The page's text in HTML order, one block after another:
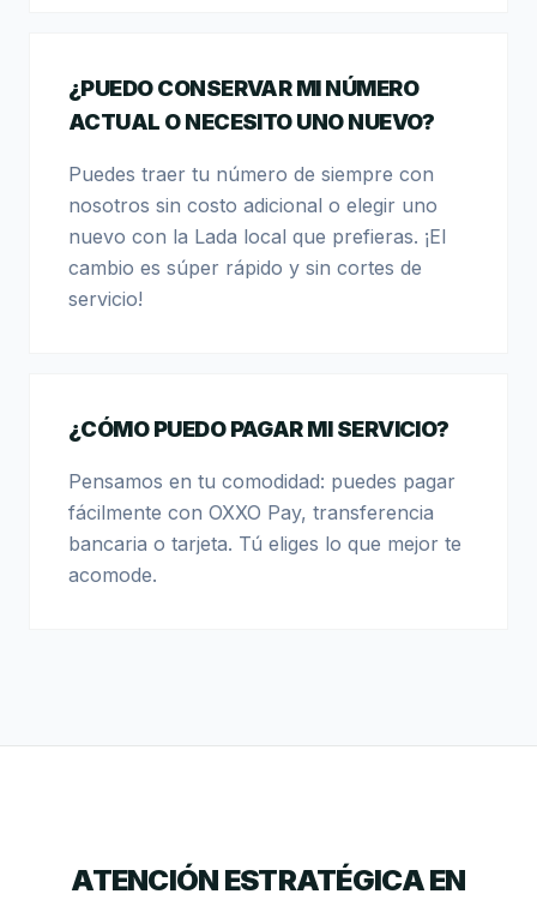
¿PUEDO CONSERVAR MI NÚMERO
ACTUAL O NECESITO UNO NUEVO?
Puedes traer tu número de siempre con
nosotros sin costo adicional o elegir uno
nuevo con la Lada local que prefieras. ¡El
cambio es súper rápido y sin cortes de
servicio!
¿CÓMO PUEDO PAGAR MI SERVICIO?
Pensamos en tu comodidad: puedes pagar
fácilmente con OXXO Pay, transferencia
bancaria o tarjeta. Tú eliges lo que mejor te
acomode.
ATENCIÓN ESTRATÉGICA EN